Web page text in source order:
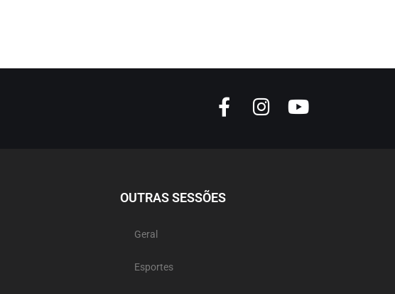
OUTRAS SESSÕES
Geral
Esportes